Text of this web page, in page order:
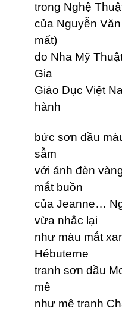
trong Nghệ
của Nguyễn
mất)
do Nha Mỹ
Gia
Giáo Dục Việt
hành
bức sơn dầu
sẫm
với ánh đèn
mắt buồn
của Jeanne…
vừa nhắc lại
như màu mắt
Hébuterne
tranh sơn dầu
mê
như mê tranh